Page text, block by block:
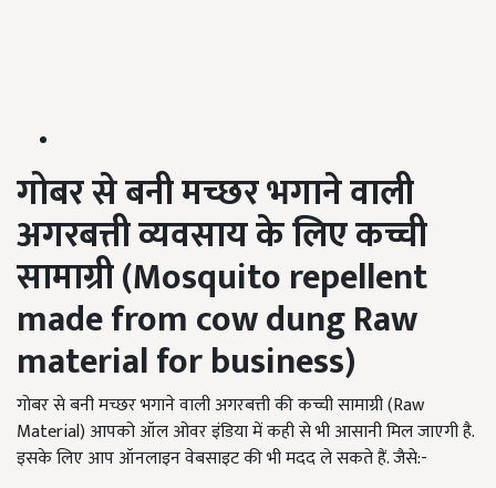
गोबर से बनी मच्छर भगाने वाली
अगरबत्ती व्यवसाय के लिए कच्ची
सामाग्री (Mosquito repellent
made from cow dung Raw
material for business)
गोबर से बनी मच्छर भगाने वाली अगरबत्ती की कच्ची सामाग्री (Raw
Material) आपको ऑल ओवर इंडिया में कही से भी आसानी मिल जाएगी है.
इसके लिए आप ऑनलाइन वेबसाइट की भी मदद ले सकते हैं. जैसे:-